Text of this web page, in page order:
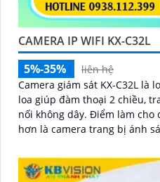
CAMERA IP WIFI KX-C32L
5%-35%
liên hệ
Camera giám sát KX-C32L là
loa giúp đàm thoại 2 chiều,
nối không dây. Điểm làm cho camera này được bán nhiều
hơn là camera trang bị ánh